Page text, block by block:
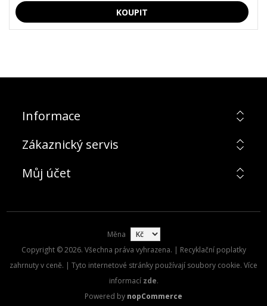
Informace
Zákaznický servis
Můj účet
Měna
Copyright © 2026. Všechna práva vyhrazena. | Recyklační poplatky
zahrnuty v ceně. | Tyto internetové stránky používají soubory cookie. Více
informací zde.
Powered by nopCommerce